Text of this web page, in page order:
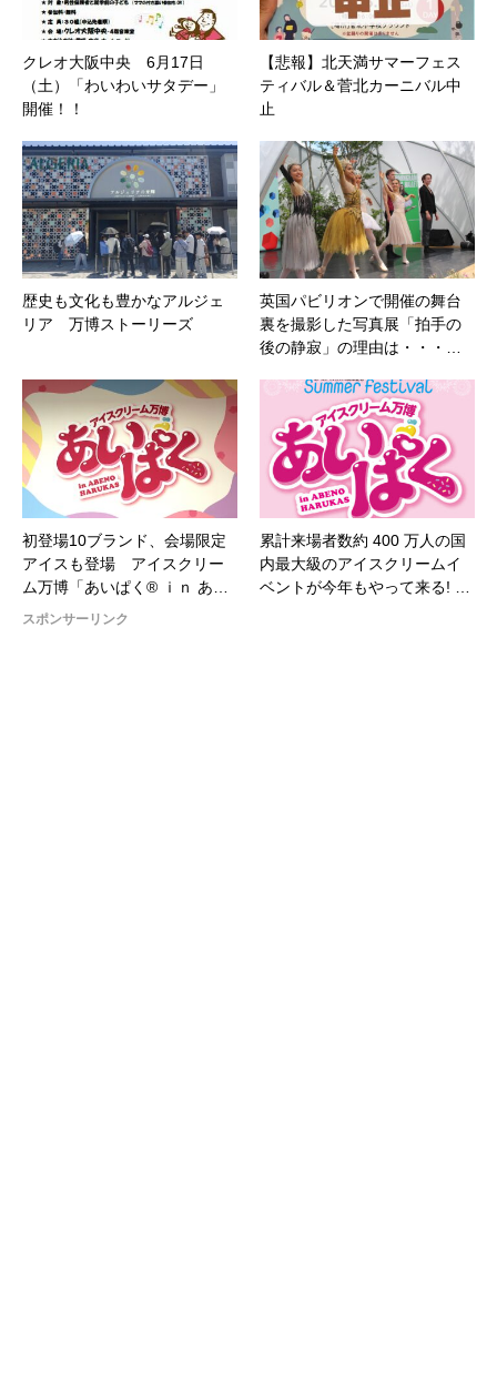
クレオ大阪中央 6月17日
（土）「わいわいサタデー」
開催！！
【悲報】北天満サマーフェス
ティバル＆菅北カーニバル中
止
歴史も文化も豊かなアルジェ
リア 万博ストーリーズ
英国パビリオンで開催の舞台
裏を撮影した写真展「拍手の
後の静寂」の理由は・・・…
初登場10ブランド、会場限定
アイスも登場 アイスクリー
ム万博「あいぱく® ｉｎ あ…
累計来場者数約 400 万人の国
内最大級のアイスクリームイ
ベントが今年もやって来る! …
スポンサーリンク